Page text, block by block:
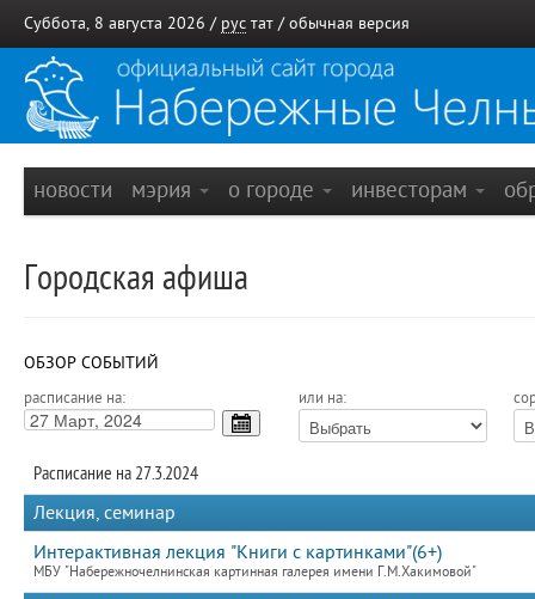
Суббота, 8 августа 2026 / рус тат / обычная версия
новости мэрия о городе инвесторам
Городская афиша
ОБЗОР СОБЫТИЙ
расписание на: или на:
Расписание на 27.3.2024
Лекция, семинар
Интерактивная лекция "Книги с картинками"(6+)
МБУ "Набережночелнинская картинная галерея имени Г.М.Хакимовой"